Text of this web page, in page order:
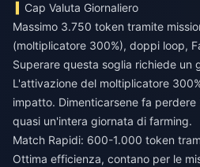
Cap Valuta Giornaliero
Massimo 3.750 token tramite
(moltiplicatore 300%), doppi loop,
Superare questa soglia richiede un
L'attivazione del moltiplicatore
impatto. Dimenticarsene fa
quasi un'intera giornata di farming.
Match Rapidi: 600-1.000 token
Ottima efficienza, contano per le